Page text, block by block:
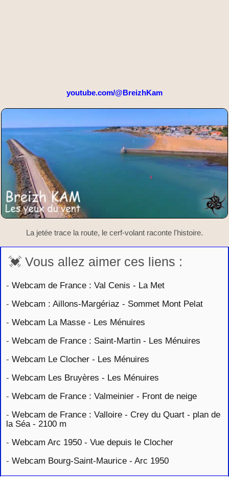
youtube.com/@BreizhKam
La jetée trace la route, le cerf-volant raconte l'histoire.
💓 Vous allez aimer ces liens :
- Webcam de France : Val Cenis - La Met
- Webcam : Aillons-Margériaz - Sommet Mont Pelat
- Webcam La Masse - Les Ménuires
- Webcam de France : Saint-Martin - Les Ménuires
- Webcam Le Clocher - Les Ménuires
- Webcam Les Bruyères - Les Ménuires
- Webcam de France : Valmeinier - Front de neige
- Webcam de France : Valloire - Crey du Quart - plan de
la Séa - 2100 m
- Webcam Arc 1950 - Vue depuis le Clocher
- Webcam Bourg-Saint-Maurice - Arc 1950